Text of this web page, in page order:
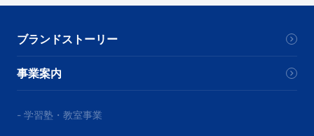
ブランドストーリー
事業案内
- 学習塾・教室事業